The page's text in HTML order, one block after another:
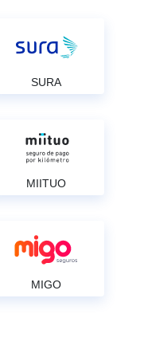
SURA
MIITUO
MIGO